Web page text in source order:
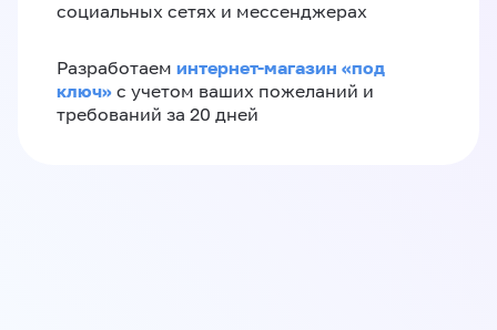
социальных сетях и мессенджерах
Разработаем интернет-магазин «‎под
ключ»‎ с учетом ваших пожеланий и
требований за 20 дней